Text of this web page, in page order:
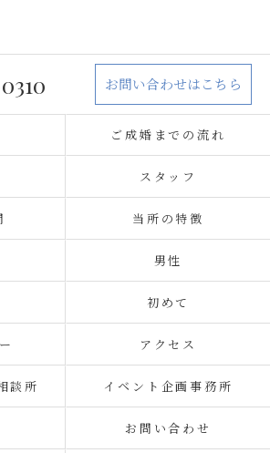
お問い合わせはこちら
ご成婚までの流れ
スタッフ
当所の特徴
男性
初めて
アクセス
談所 イベント企画事務所
お問い合わせ